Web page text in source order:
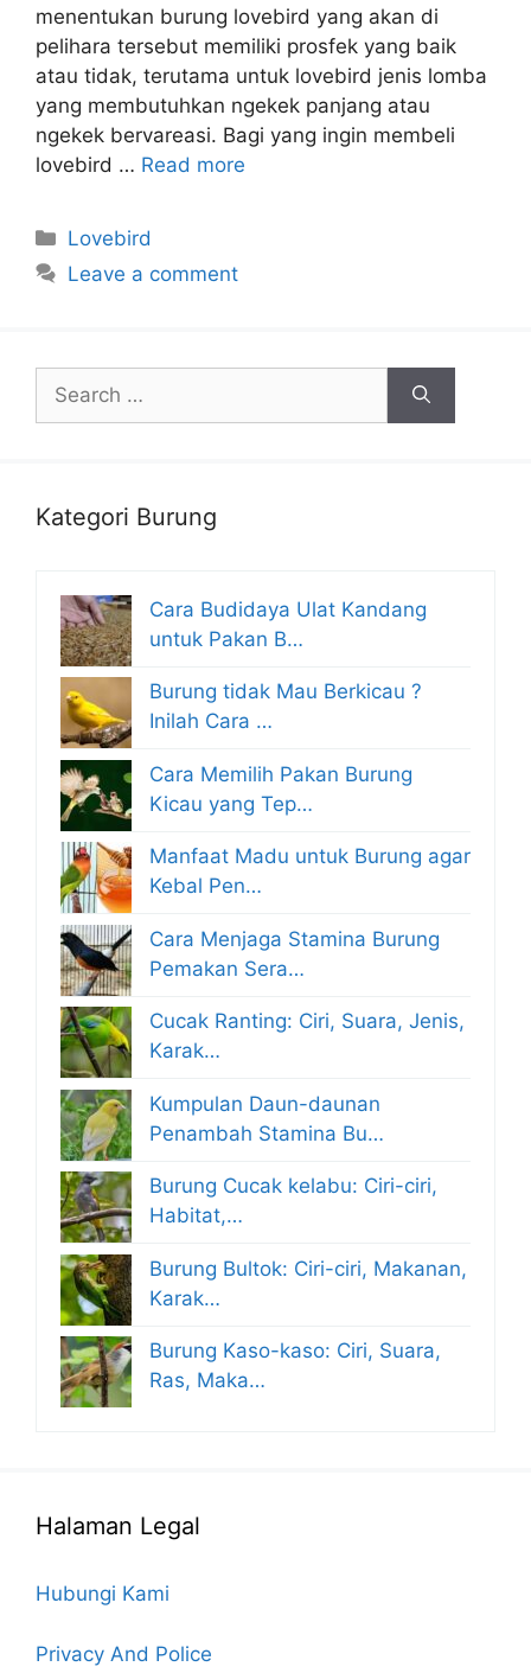
menentukan burung lovebird yang akan di
pelihara tersebut memiliki prosfek yang baik
atau tidak, terutama untuk lovebird jenis lomba
yang membutuhkan ngekek panjang atau
ngekek bervareasi. Bagi yang ingin membeli
lovebird … Read more
Categories
Lovebird
Leave a comment
for:
Kategori Burung
Cara Budidaya Ulat Kandang
untuk Pakan B…
Burung tidak Mau Berkicau ?
Inilah Cara …
Cara Memilih Pakan Burung
Kicau yang Tep…
Manfaat Madu untuk Burung agar
Kebal Pen…
Cara Menjaga Stamina Burung
Pemakan Sera…
Cucak Ranting: Ciri, Suara, Jenis,
Karak…
Kumpulan Daun-daunan
Penambah Stamina Bu…
Burung Cucak kelabu: Ciri-ciri,
Habitat,…
Burung Bultok: Ciri-ciri, Makanan,
Karak…
Burung Kaso-kaso: Ciri, Suara,
Ras, Maka…
Halaman Legal
Hubungi Kami
Privacy And Police